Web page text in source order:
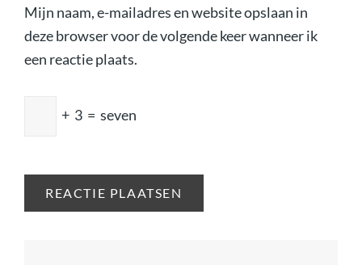
Mijn naam, e-mailadres en website opslaan in
deze browser voor de volgende keer wanneer ik
een reactie plaats.
+ 3 = seven